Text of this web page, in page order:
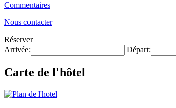
Commentaires
Nous contacter
Réserver
Arrivée:
Départ:
Carte de l'hôtel